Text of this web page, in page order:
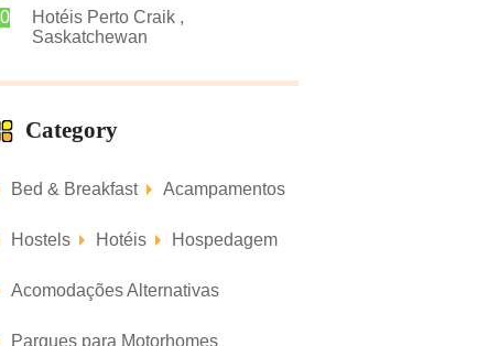
Hotéis Perto Craik ,
Saskatchewan
Category
Bed & Breakfast Acampamentos
Hostels Hotéis Hospedagem
Acomodações Alternativas
Parques para Motorhomes